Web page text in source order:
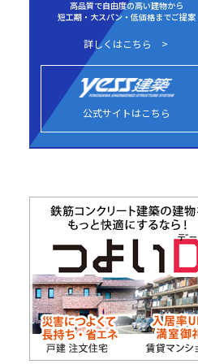
高品質で自由度の高い建物から
短工期・大スパン・低価格までご提案
詳しくはこちら
公式サイトはこちら